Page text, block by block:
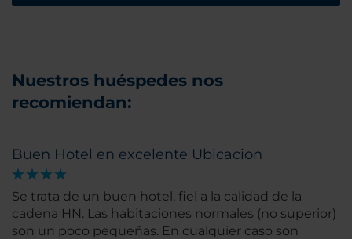
Nuestros huéspedes nos
recomiendan:
Buen Hotel en excelente Ubicacion
Se trata de un buen hotel, fiel a la calidad de la
cadena HN. Las habitaciones normales (no superior)
son un poco pequeñas. En cualquier caso son